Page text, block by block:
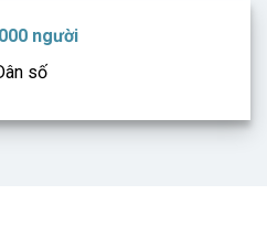
người
số